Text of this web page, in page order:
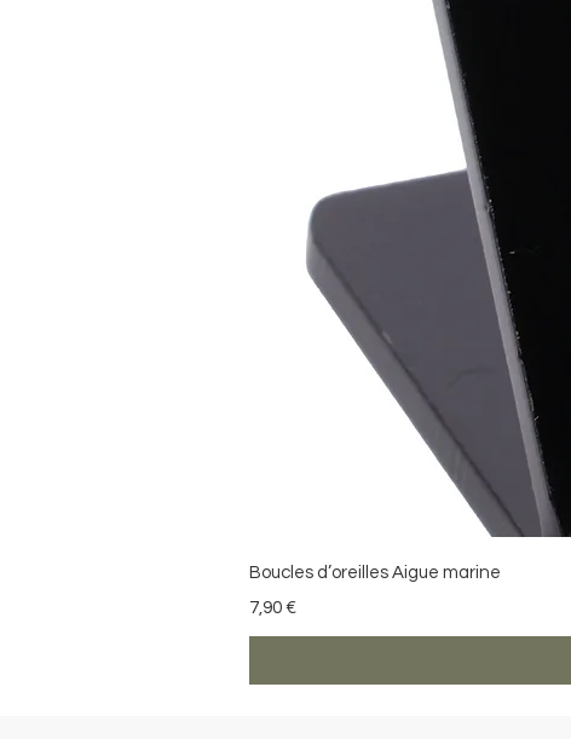
Boucles d’oreilles Aigue marine
Precio
7,90 €